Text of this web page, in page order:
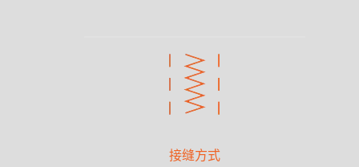
接缝方式